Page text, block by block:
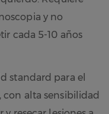
y no
cada 5-10 años
standard para el
alta sensibilidad